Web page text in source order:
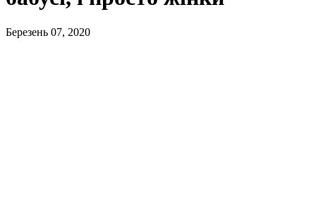
Березень 07, 2020